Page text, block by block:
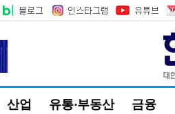
산업 유통·부동산 금융